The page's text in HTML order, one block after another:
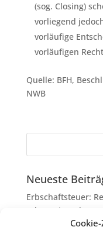
(sog. Closing)
vorliegend
vorläufige
vorläufigen
Quelle: BFH,
NWB
Neueste
Erbschaftsteuer: